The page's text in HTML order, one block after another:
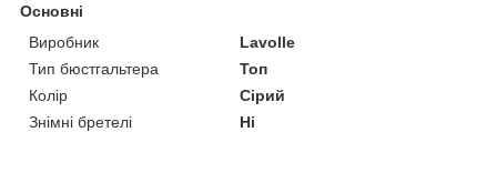
Основні
Виробник
Lavolle
Тип бюстгальтера
Топ
Колір
Сірий
Знімні бретелі
Ні